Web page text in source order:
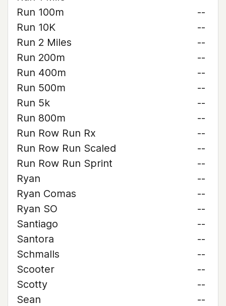
Run 100m
--
Run 10K
--
Run 2 Miles
--
Run 200m
--
Run 400m
--
Run 500m
--
Run 5k
--
Run 800m
--
Run Row Run Rx
--
Run Row Run Scaled
--
Run Row Run Sprint
--
Ryan
--
Ryan Comas
--
Ryan SO
--
Santiago
--
Santora
--
Schmalls
--
Scooter
--
Scotty
--
Sean
--